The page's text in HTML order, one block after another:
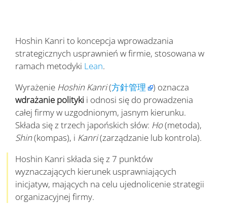
Hoshin Kanri to koncepcja wprowadzania
strategicznych usprawnień w firmie, stosowana w
ramach metodyki Lean.
Wyrażenie Hoshin Kanri(方針管理
) oznacza
wdrażanie polityki i odnosi się do prowadzenia
całej firmy w uzgodnionym, jasnym kierunku.
Składa się z trzech japońskich słów: Ho(metoda),
Shin(kompas), i Kanri(zarządzanie lub kontrola).
Hoshin Kanri składa się z 7 punktów
wyznaczających kierunek usprawniających
inicjatyw, mających na celu ujednolicenie strategii
organizacyjnej firmy.